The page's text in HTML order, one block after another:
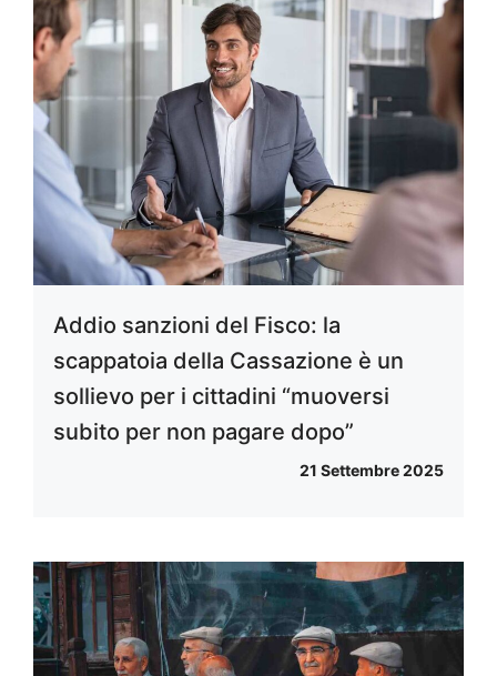
Addio sanzioni del Fisco: la
scappatoia della Cassazione è un
sollievo per i cittadini “muoversi
subito per non pagare dopo”
21 Settembre 2025